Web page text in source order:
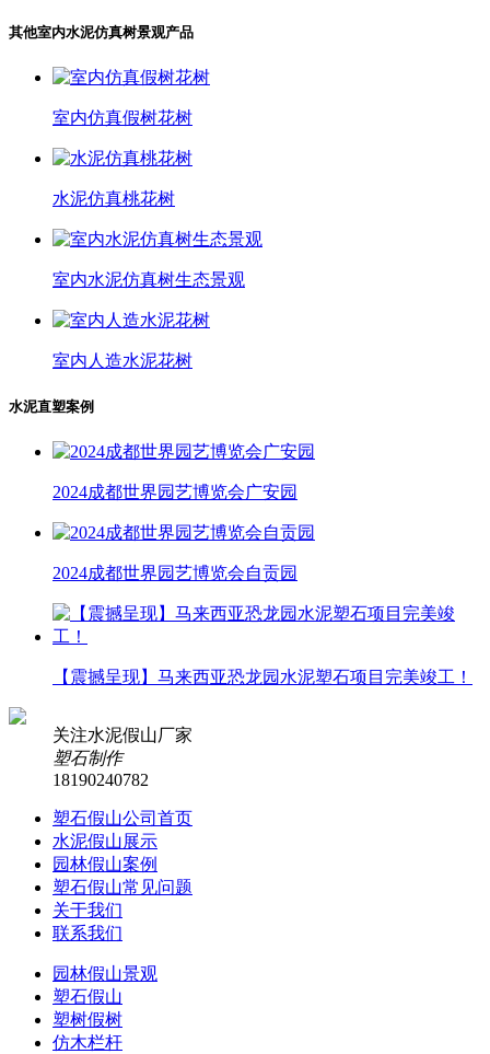
其他室内水泥仿真树景观产品
室内仿真假树花树
水泥仿真桃花树
室内水泥仿真树生态景观
室内人造水泥花树
水泥直塑案例
2024成都世界园艺博览会广安园
2024成都世界园艺博览会自贡园
【震撼呈现】马来西亚恐龙园水泥塑石项目完美竣工！
关注水泥假山厂家
塑石制作
18190240782
塑石假山公司首页
水泥假山展示
园林假山案例
塑石假山常见问题
关于我们
联系我们
园林假山景观
塑石假山
塑树假树
仿木栏杆